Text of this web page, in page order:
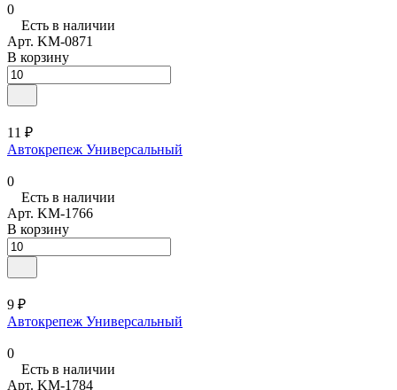
0
Есть в наличии
Арт. KM-0871
В корзину
11 ₽
Автокрепеж Универсальный
0
Есть в наличии
Арт. KM-1766
В корзину
9 ₽
Автокрепеж Универсальный
0
Есть в наличии
Арт. KM-1784